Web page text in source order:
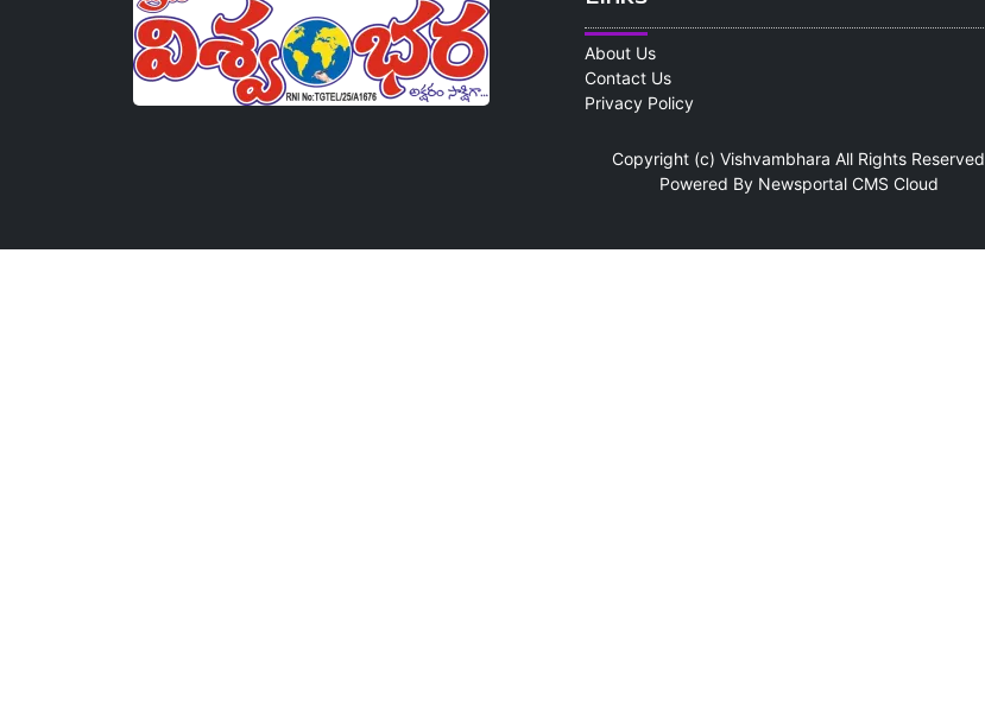
About Us
Contact Us
Privacy Policy
Copyright (c) Vishvambhara All Rights Reserved
Powered By Newsportal CMS Cloud